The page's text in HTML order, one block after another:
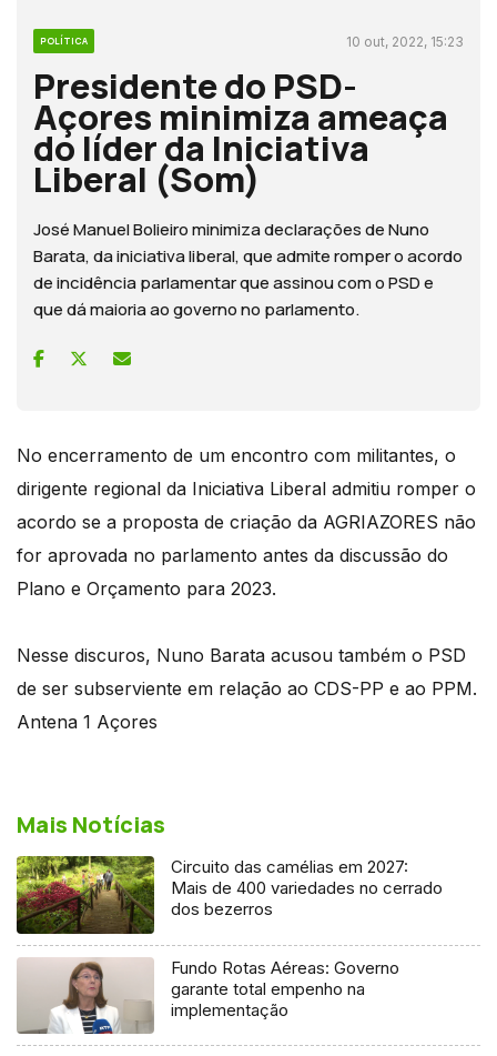
POLÍTICA 10 out, 2022, 15:23
Presidente do PSD-
Açores minimiza ameaça
do líder da Iniciativa
Liberal (Som)
José Manuel Bolieiro minimiza declarações de Nuno
Barata, da iniciativa liberal, que admite romper o acordo
de incidência parlamentar que assinou com o PSD e
que dá maioria ao governo no parlamento.
No encerramento de um encontro com militantes, o
dirigente regional da Iniciativa Liberal admitiu romper o
acordo se a proposta de criação da AGRIAZORES não
for aprovada no parlamento antes da discussão do
Plano e Orçamento para 2023.
Nesse discuros, Nuno Barata acusou também o PSD
de ser subserviente em relação ao CDS-PP e ao PPM.
Antena 1 Açores
Mais Notícias
Circuito das camélias em 2027:
Mais de 400 variedades no cerrado
dos bezerros
Fundo Rotas Aéreas: Governo
garante total empenho na
implementação